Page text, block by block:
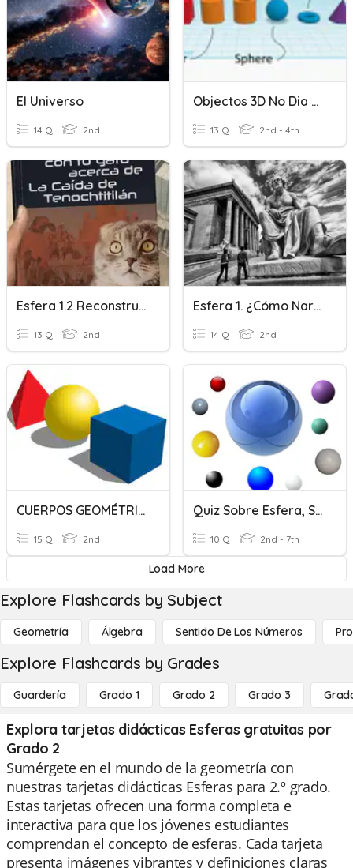
El Universo
14 Q 2nd
Objectos 3D No Dia A Dia
13 Q 2nd - 4th
Esfera 1.2 Reconstrucción De La Historia
13 Q 2nd
Esfera 1. ¿Cómo Narro Mi Historia?
14 Q 2nd
CUERPOS GEOMÉTRICOS
15 Q 2nd
Quiz Sobre Esfera, Segundo Medio
10 Q 2nd - 7th
Load More
Explore Flashcards by Subject
Geometría Álgebra Sentido De Los Números
Explore Flashcards by Grades
Guardería Grado 1 Grado 2 Grado 3
Explora tarjetas didácticas Esferas gratuitas por
Grado 2
Sumérgete en el mundo de la geometría con
nuestras tarjetas didácticas Esferas para 2.º grado.
Estas tarjetas ofrecen una forma completa e
interactiva para que los jóvenes estudiantes
comprendan el concepto de esferas. Cada tarjeta
presenta imágenes vibrantes y definiciones claras